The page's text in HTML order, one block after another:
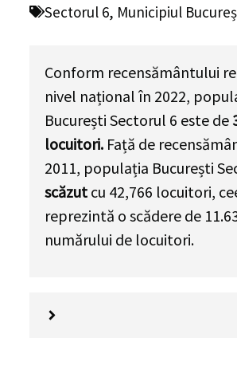
Sectorul 6, Municipiul
Conform recensământului
nivel național în 2022,
București Sectorul 6 este de
locuitori. Față de
2011, populația București
scăzut cu 42,766 locuitori,
reprezintă o scădere de
numărului de locuitori.